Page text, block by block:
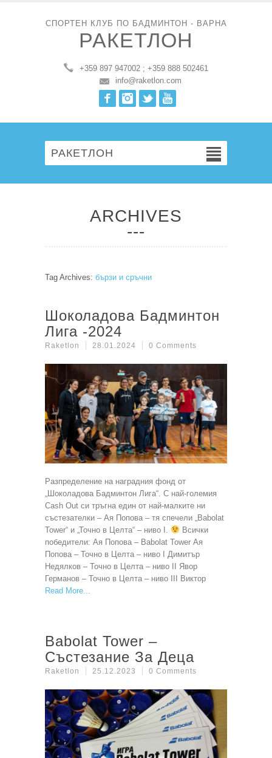
СПОРТЕН КЛУБ ПО БАДМИНТОН - ВАРНА
РАКЕТЛОН
+359 897 947002 ; +359 888 502461
info@raketlon.com
FacebookInstagram
Twitter
РАКЕТЛОН
ARCHIVES
Tag Archives: бързи и сръчни
Шоколадова Бадминтон
Лига -2024
Raketlon 28.01.2024 0 Comments
Разпределение на наградния фонд от
„Шоколадова Бадминтон Лига“. C най-големия
Cash Out си тръгна един от най-малките ни
състезателки – Ая Попова – тя спечели „Babolat
Tower“ и „Точно в Целта“ – ниво I.
Всички
победители: Ая Попова – Babolat Tower Ая
Попова – Точно в Целта – ниво I Димитър
Недялков – Точно в Целта – ниво II Явор
Германов – Точно в Целта – ниво III Виктор
Read More
Babolat Tower –
Състезание За Деца
Raketlon 25.12.2023 0 Comments